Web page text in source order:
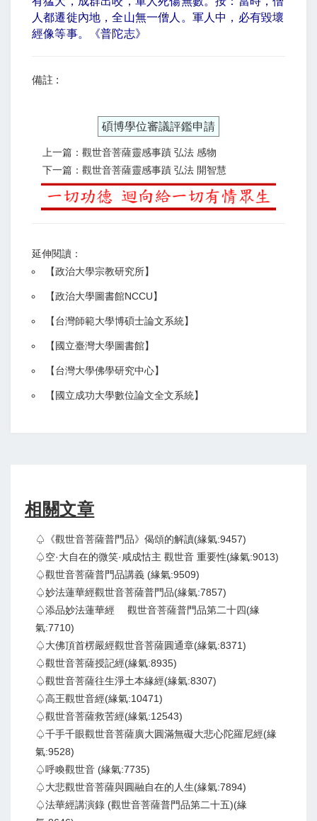
人都遷徙內地，全山無一僧人。軍人中，必有毀壞
經像等事。《普陀志》
備註 :
碩博學位審議評鑑申請
上一篇：觀世音菩薩靈感事蹟 弘法 感物
下一篇：觀世音菩薩靈感事蹟 弘法 開智慧
延伸閱讀：
【政治大學宗教研究所】
【政治大學圖書館NCCU】
【台灣師範大學博碩士論文系統】
【 國立臺灣大學圖書館】
【台灣大學佛學研究中心】
【 國立成功大學數位論文全文系統】
相關文章
♤《觀世音菩薩普門品》偈頌的解讀(緣氣:9457)
♤空·大自在的微笑·咸成怙主 觀世音 重要性(緣氣:9013)
♤觀世音菩薩普門品講義 (緣氣:9509)
♤妙法蓮華經觀世音菩薩普門品(緣氣:7857)
♤添品妙法蓮華經 觀世音菩薩普門品第二十四(緣
氣:7710)
♤大佛頂首楞嚴經觀世音菩薩圓通章(緣氣:8371)
♤觀世音菩薩授記經(緣氣:8935)
♤觀世音菩薩往生淨土本緣經(緣氣:8307)
♤高王觀世音經(緣氣:10471)
♤觀世音菩薩救苦經(緣氣:12543)
♤千手千眼觀世音菩薩廣大圓滿無礙大悲心陀羅尼經(緣
氣:9528)
♤呼喚觀世音 (緣氣:7735)
♤大悲觀世音菩薩與圓融自在的人生(緣氣:7894)
♤法華經講演錄 (觀世音菩薩普門品第二十五)(緣